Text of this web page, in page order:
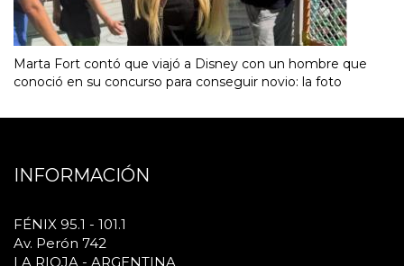
Marta Fort contó que viajó a Disney con un hombre que
conoció en su concurso para conseguir novio: la foto
INFORMACIÓN
FÉNIX 95.1 - 101.1
Av. Perón 742
LA RIOJA - ARGENTINA